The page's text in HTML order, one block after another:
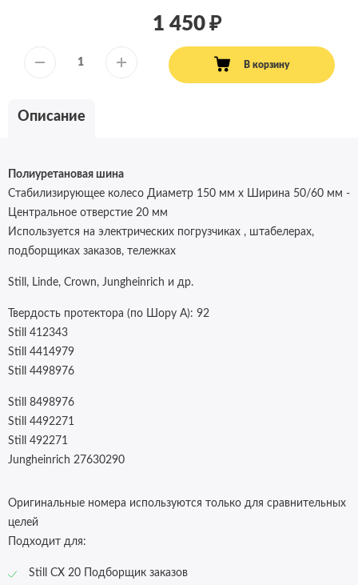
1 450
В корзину
Описание
Полиуретановая шина
Стабилизирующее колесо Диаметр 150 мм x Ширина 50/60 мм -
Центральное отверстие 20 мм
Используется на электрических погрузчиках , штабелерах,
подборщиках заказов, тележках
Still, Linde, Crown, Jungheinrich и др.
Твердость протектора (по Шору А): 92
Still 412343
Still 4414979
Still 4498976
Still 8498976
Still 4492271
Still 492271
Jungheinrich 27630290
Оригинальные номера используются только для сравнительных
целей
Подходит для:
Still CX 20 Подборщик заказов